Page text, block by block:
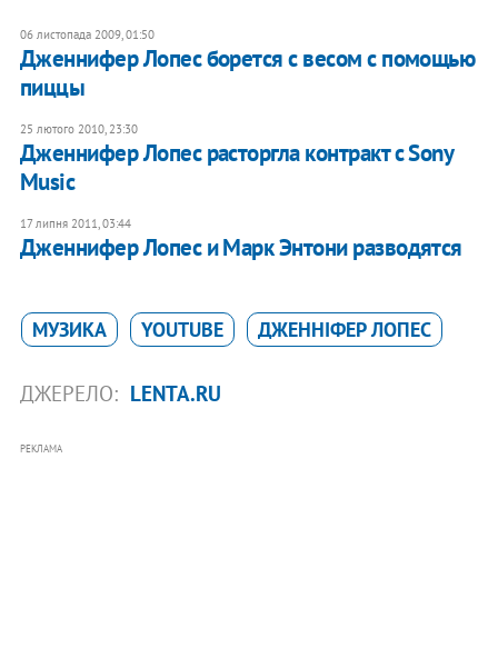
06 листопада 2009, 01:50
Дженнифер Лопес борется с весом с помощью
пиццы
25 лютого 2010, 23:30
Дженнифер Лопес расторгла контракт с Sony
Music
17 липня 2011, 03:44
Дженнифер Лопес и Марк Энтони разводятся
МУЗИКА YOUTUBE ДЖЕННІФЕР ЛОПЕС
ДЖЕРЕЛО: LENTA.RU
РЕКЛАМА